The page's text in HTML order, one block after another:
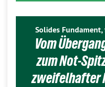
Solides
Vom
zum Not-
zweifelhafter